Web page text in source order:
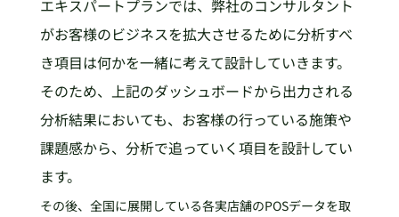
エキスパートプランでは、弊社のコンサルタント
がお客様のビジネスを拡大させるために分析すべ
き項目は何かを一緒に考えて設計していきます。
そのため、上記のダッシュボードから出力される
分析結果においても、お客様の行っている施策や
課題感から、分析で追っていく項目を設計してい
ます。
その後、全国に展開している各実店舗のPOSデータを取